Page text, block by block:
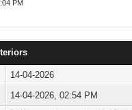
PM
14-04-2026
14-04-2026, 02:54 PM